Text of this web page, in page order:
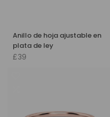
Anillo de hoja ajustable en
plata de ley
£39